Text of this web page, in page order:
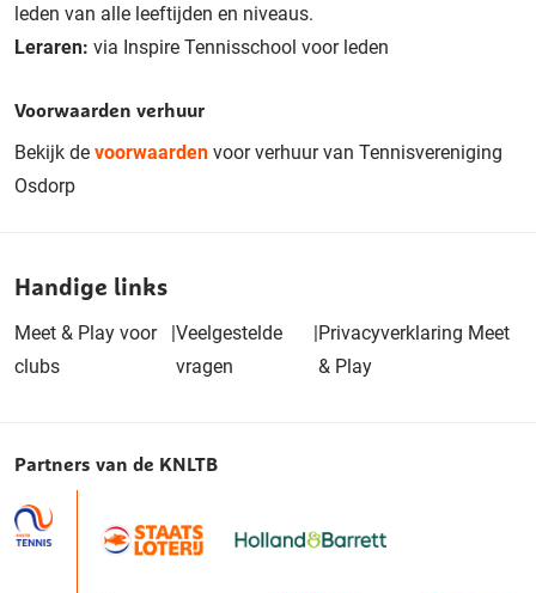
leden van alle leeftijden en niveaus.
Leraren: via Inspire Tennisschool voor leden
Voorwaarden verhuur
Bekijk de voorwaarden voor verhuur van Tennisvereniging
Osdorp
Handige links
Meet & Play voor
clubs
|Veelgestelde
vragen
|Privacyverklaring Meet
& Play
Partners van de KNLTB